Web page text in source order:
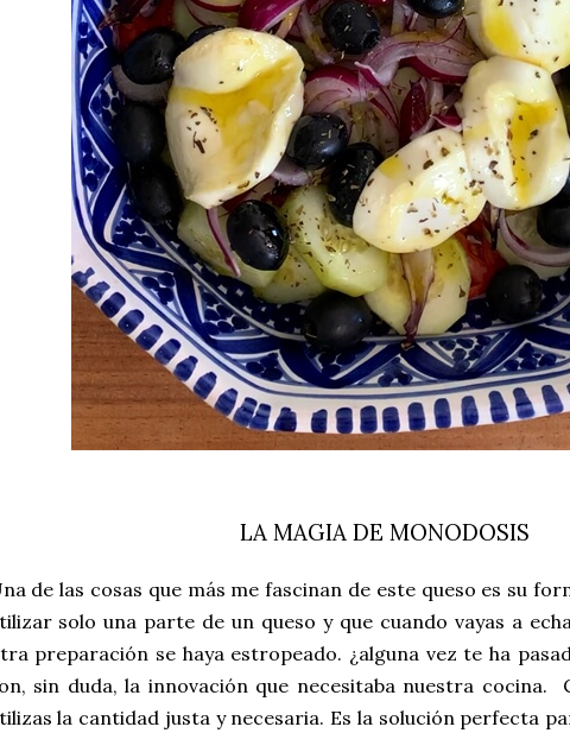
LA MAGIA DE MONODOSIS
de las cosas que más me fascinan de este queso es su
solo una parte de un queso y que cuando vayas a
preparación se haya estropeado. ¿alguna vez te ha
sin duda, la innovación que necesitaba nuestra cocina.
la cantidad justa y necesaria. Es la solución perfecta